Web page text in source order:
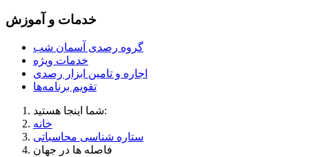
خدمات و آموزش
گروه رصدی آسمان شب
خدمات ویژه
اجاره و تامین ابزار رصدی
تقویم برنامه‌ها
شما اینجا هستید:
خانه
ستاره شناسی محاسباتی
فاصله ها در جهان